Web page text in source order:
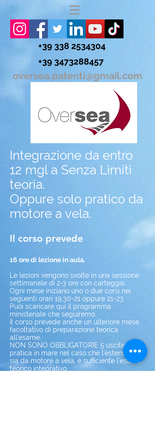
+39 338 2534304
+39 3473288457
oversea.patenti@gmail.com
Integrazione da entro
12 mgl a Senza Limiti
teoria.
Oppure solo pratico da
motore a vela.
Il corso prevede
16 ore di lezione in aula.
Le lezioni vengono svolte in una sessione
settimanale di 2-3 ore con carteggio.
Ogni mese iniziano uno o due corsi nei
seguenti orari 19,30-21 oppure 21-23.
Puoi scaricare qui il programma
ministeriale che seguiremo.
Il corso prevede anche un ulteriore mese
facoltativo di preparazione teorica
all'esame.
NON SONO OBBLIGATORIE 5 uscite di
pratica in mare nel caso che l'estensione
sia da motore a vela, è sufficiente l'esame
teorico integrativo.